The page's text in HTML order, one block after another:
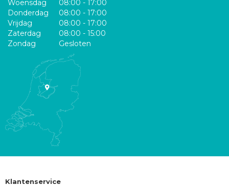
Woensdag
08:00 - 17:00
Donderdag
08:00 - 17:00
Vrijdag
08:00 - 17:00
Zaterdag
08:00 - 15:00
Zondag
Gesloten
Klantenservice